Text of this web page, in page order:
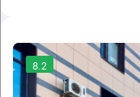
8.2